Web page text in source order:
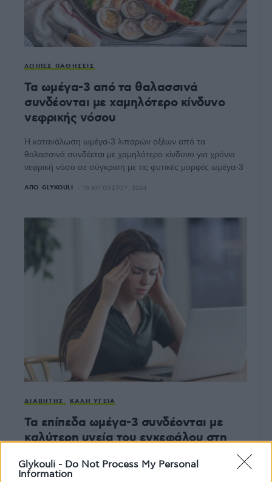
Glykouli - Do Not Process My Personal
Information
ΛΟΙΠΈΣ ΠΑΘΉΣΕΙΣ
Τα ωμέγα-3 από τα θαλασσινά
συνδέονται με χαμηλότερο κίνδυνο
νεφρικής νόσου
Η κατανάλωση ωμέγα-3 λιπαρών οξέων από τα
θαλασσινά συνδέεται με χαμηλότερο κίνδυνο για χρόνια
νεφρική νόσο σε σύγκριση με τις φυτικές μορφές ωμέγα-3
ΑΠΌ GLYKOULI 19 ΑΥΓΟΎΣΤΟΥ, 2024
ΔΙΑΒΉΤΗΣ ΚΑΛΉ ΥΓΕΊΑ
Τα επίπεδα ωμέγα-3 συνδέονται με
καλύτερη υγεία του εγκεφάλου στη
Πώς τα ωμέγα-3 προστατεύουν τον εγκέφαλο καθώς